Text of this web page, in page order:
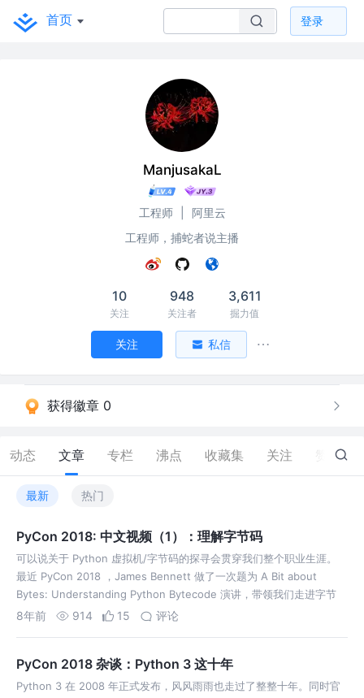
首页 登录
ManjusakaL
工程师
阿里云
工程师，捕蛇者说主播
10
关注
948
关注者
3,611
掘力值
关注 私信
获得徽章 0
动态 文章 专栏 沸点 收藏集 关注 21
最新 热门
PyCon 2018: 中文视频（1）：理解字节码
可以说关于 Python 虚拟机/字节码的探寻会贯穿我们整个职业生涯。
最近 PyCon 2018 ，James Bennett 做了一次题为 A Bit about
Bytes: Understanding Python Bytecode 演讲，带领我们走进字节
码/虚拟机的世…
8年前 914 15 评论
PyCon 2018 杂谈：Python 3 这十年
Python 3 在 2008 年正式发布，风风雨雨也走过了整整十年。同时官